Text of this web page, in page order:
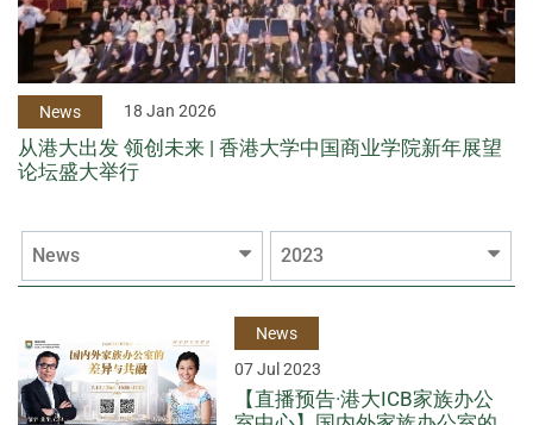
News 18 Jan 2026
从港大出发 领创未来 | 香港大学中国商业学院新年展望
论坛盛大举行
News 2023
News
07 Jul 2023
【直播预告·港大ICB家族办公